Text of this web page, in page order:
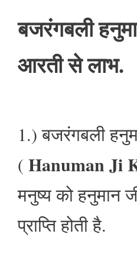
बजरंगबली
आरती से लाभ.
1.) बजरंगबली
( Hanuman Ji
मनुष्य को हनुमान
प्राप्ति होती है.